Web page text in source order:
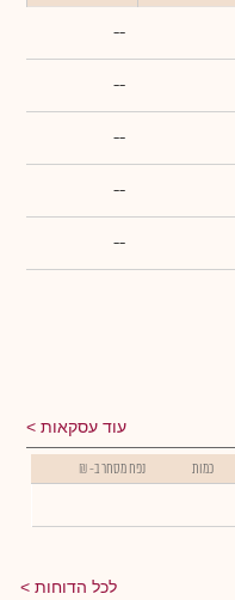
--
--
--
--
--
עוד עסקאות
כמות נפח מסחר ב- ₪
לכל הדוחות